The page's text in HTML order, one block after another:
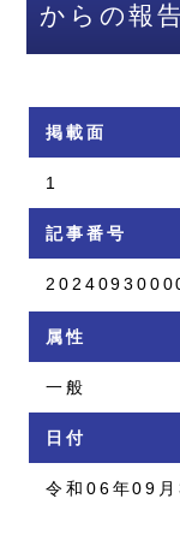
からの報
掲載面
1
記事番号
属性
一般
日付
令和06年09月